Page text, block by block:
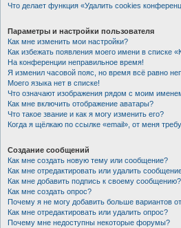
Что делает функция «Удалить cookies
Параметры и настройки пользователя
Как мне изменить мои настройки?
Как избежать появления моего имени в списке
На конференции неправильное время!
Я изменил часовой пояс, но время всё равно
Моего языка нет в списке!
Что означают изображения рядом с моим
Как мне включить отображение аватары?
Что такое звание и как я могу изменить его?
Когда я щёлкаю по ссылке «email», от меня
Создание сообщений
Как мне создать новую тему или сообщение?
Как мне отредактировать или удалить
Как мне добавить подпись к своему сообщению?
Как мне создать опрос?
Почему я не могу добавить больше вариантов
Как мне отредактировать или удалить опрос?
Почему мне недоступны некоторые форумы?